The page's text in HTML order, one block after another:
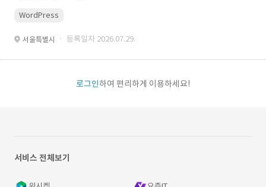
WordPress
서울특별시 · 등록일자 2026.07.29.
로그인하여 편리하게 이용하세요!
서비스 전체보기